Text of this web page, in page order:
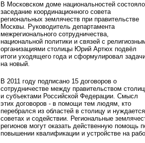
В Московском доме национальностей
заседание координационного совета
региональных землячеств при правительстве
Москвы. Руководитель департамента
межрегионального сотрудничества,
национальной политики и связей с
организациями столицы Юрий Артюх подвёл
итоги уходящего года и сформулировал
на новый.
В 2011 году подписано 15 договоров о
сотрудничестве между правительством
и субъектами Российской Федерации. Смысл
этих договоров - в помощи тем людям, кто
перебрался из областей в столицу и
советах и содействии. Региональные
регионов могут оказать действенную помощь
повышении квалификации и устройстве на